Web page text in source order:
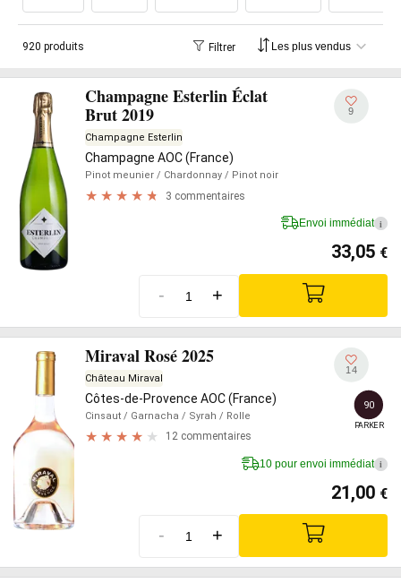
920 produits Filtrer
Champagne Esterlin Éclat
Brut 2019
Champagne Esterlin
Champagne AOC (France)
Pinot meunier / Chardonnay / Pinot noir
3 commentaires
9
Envoi immédiat i
33,05 €
- +
Miraval Rosé 2025
Château Miraval
Côtes-de-Provence AOC (France)
Cinsaut / Garnacha / Syrah / Rolle
12 commentaires
14
90
PARKER
10 pour envoi immédiat i
21,00 €
- +